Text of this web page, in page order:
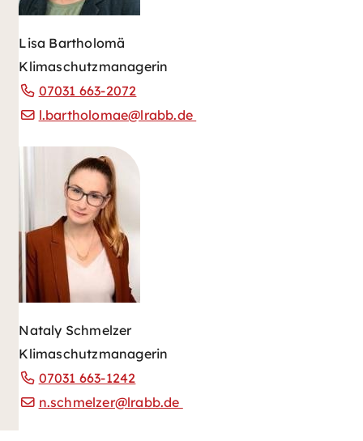
Lisa Bartholomä
Klimaschutzmanagerin
07031 663-2072
l.bartholomae@lrabb.de
Nataly Schmelzer
Klimaschutzmanagerin
07031 663-1242
n.schmelzer@lrabb.de